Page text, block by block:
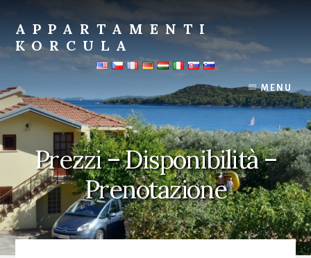
contenuto
APPARTAMENTI
KORCULA
Teacher's
beach
house
Prizba
apartments
Andreis
MENU
Prezzi – Disponibilità –
Prenotazione